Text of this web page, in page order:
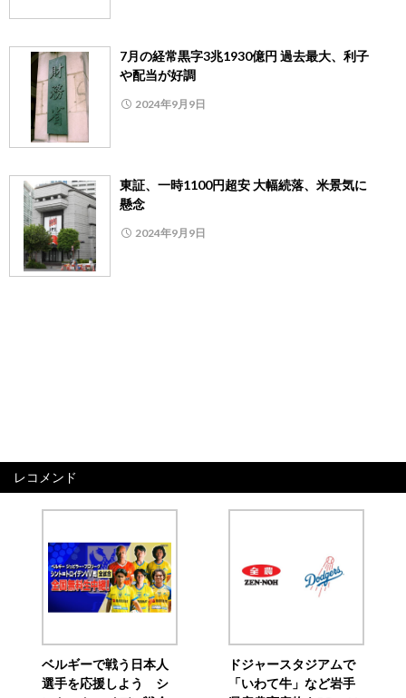
7月の経常黒字3兆1930億円 過去最大、利子
や配当が好調
2024年9月9日
東証、一時1100円超安 大幅続落、米景気に
懸念
2024年9月9日
レコメンド
ベルギーで戦う日本人
選手を応援しよう シ
ドジャースタジアムで
「いわて牛」など岩手